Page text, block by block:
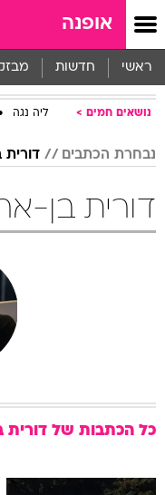
אופנה
ראשי חדשות
נושאים חמים ליה נגה
נבחרת הכתבים דורית
דורית בן-
כל הכתבות של דורית